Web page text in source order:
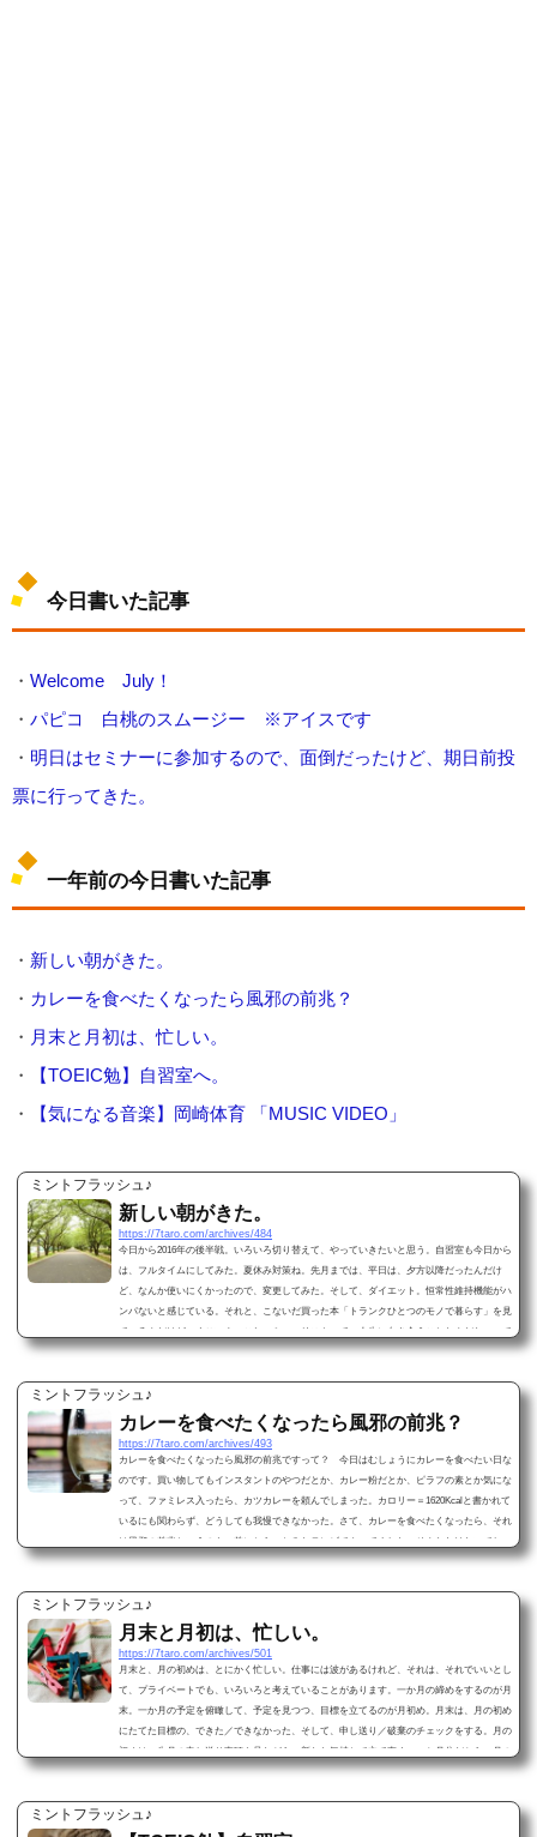
今日書いた記事
・ Welcome July！
・ パピコ 白桃のスムージー ※アイスです
・ 明日はセミナーに参加するので、面倒だったけど、期日前投
票に行ってきた。
一年前の今日書いた記事
・ 新しい朝がきた。
・ カレーを食べたくなったら風邪の前兆？
・ 月末と月初は、忙しい。
・
【TOEIC勉】自習室へ。
・
【気になる音楽】岡崎体育 「MUSIC VIDEO」
ミントフラッシュ♪
新しい朝がきた。
https://7taro.com/archives/484
今日から2016年の後半戦。いろいろ切り替えて、やっていきたいと思う。自習室も今日から
は、フルタイムにしてみた。夏休み対策ね。先月までは、平日は、夕方以降だったんだけ
ど、なんか使いにくかったので、変更してみた。そして、ダイエット。恒常性維持機能がハ
ンパないと感じている。それと、こないだ買った本「トランクひとつのモノで暮らす」を見
ているんだけど、すごいよ、これ。ミニマリストって、人生に向き合うことなんだなぁって
思う。この本は、女性用です。普通の本は、女性用男性用と明確にわかれていないと思うの
ミントフラッシュ♪
カレーを食べたくなったら風邪の前兆？
https://7taro.com/archives/493
カレーを食べたくなったら風邪の前兆ですって？ 今日はむしょうにカレーを食べたい日な
のです。買い物してもインスタントのやつだとか、カレー粉だとか、ピラフの素とか気にな
って、ファミレス入ったら、カツカレーを頼んでしまった。カロリー＝1620Kcalと書かれて
いるにも関わらず、どうしても我慢できなかった。さて、カレーを食べたくなったら、それ
は風邪の前兆というのを、前にちらっとみたテレビでやってました。そんなわけないでしょ
う、あっはっは、と元気に笑い飛ばしていた私。それなのに、無性にカレーを食べたくなる
ミントフラッシュ♪
月末と月初は、忙しい。
https://7taro.com/archives/501
月末と、月の初めは、とにかく忙しい。仕事には波があるけれど、それは、それでいいとし
て、プライベートでも、いろいろと考えていることがあります。一か月の締めをするのが月
末。一か月の予定を俯瞰して、予定を見つつ、目標を立てるのが月初め。月末は、月の初め
にたてた目標の、できた／できなかった、そして、申し送り／破棄のチェックをする。月の
初めは、先月の申し送り事項を見ながら、新たな気持ちで立て直す。一か月分だから、月の
予定もできれば把握しておきたい。出来なかったことも、予定の中に捻じ込みたい。出来れ
ミントフラッシュ♪